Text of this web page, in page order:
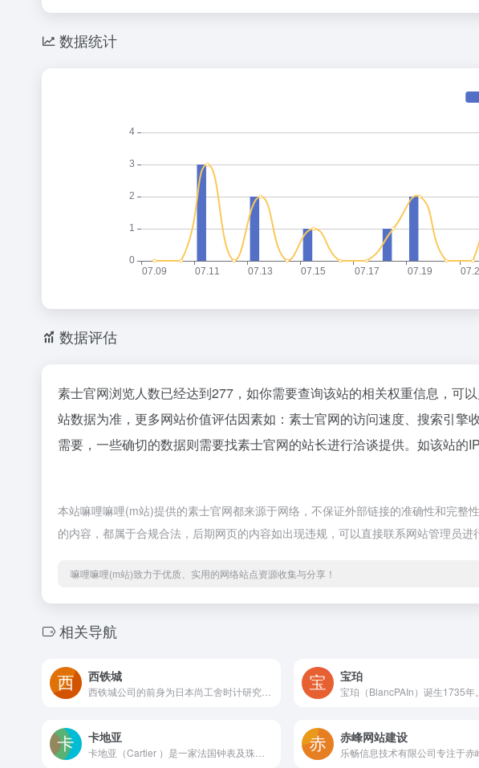
数据统计
数据评估
素士官网浏览人数已经达到277，如你需要查询该站的相关权重信息，可
站数据为准，更多网站价值评估因素如：素士官网的访问速度、搜索引
需要，一些确切的数据则需要找素士官网的站长进行洽谈提供。如该站的
本站嘛哩嘛哩(m站)提供的素士官网都来源于网络，不保证外部链接的准确性和完
的内容，都属于合规合法，后期网页的内容如出现违规，可以直接联系网站管理员进
嘛哩嘛哩(m站)致力于优质、实用的网络站点资源收集与分享！
相关导航
西铁城 宝珀
卡地亚 赤峰网站建设